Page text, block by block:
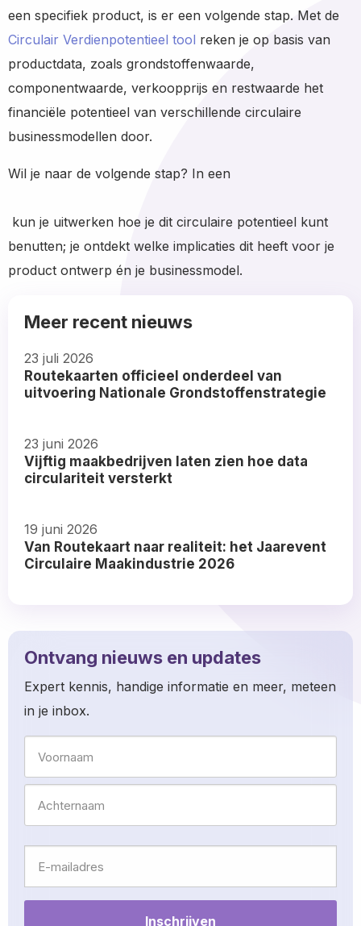
een specifiek product, is er een volgende stap. Met de
Circulair Verdienpotentieel tool reken je op basis van
productdata, zoals grondstoffenwaarde,
componentwaarde, verkoopprijs en restwaarde het
financiële potentieel van verschillende circulaire
businessmodellen door.
Wil je naar de volgende stap? In een
kun je uitwerken hoe je dit circulaire potentieel kunt
benutten; je ontdekt welke implicaties dit heeft voor je
product ontwerp én je businessmodel.
Meer recent nieuws
23 juli 2026
Routekaarten officieel onderdeel van
uitvoering Nationale Grondstoffenstrategie
more
about
23 juni 2026
Vijftig maakbedrijven laten zien hoe data
circulariteit versterkt
more
about
19 juni 2026
Van Routekaart naar realiteit: het Jaarevent
Circulaire Maakindustrie 2026
Ontvang nieuws en updates
Expert kennis, handige informatie en meer, meteen
in je inbox.